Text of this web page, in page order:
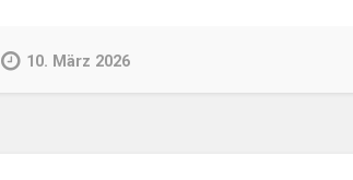
10. März 2026